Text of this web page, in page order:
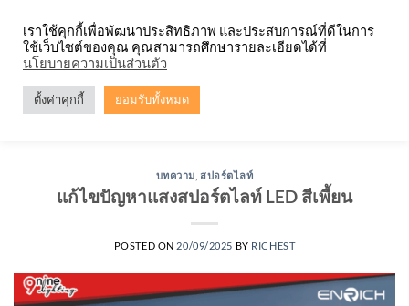
content
บทความ สปอร์ตไลท์
แก้ไขปัญหาแสงสปอร์ตไลท์ LED สีเพี้ยน
POSTED ON 20/09/2025 BY RICHEST
เราใช้คุกกี้เพื่อพัฒนาประสิทธิภาพ และประสบการณ์ที่ดีในการ
ใช้เว็บไซต์ของคุณ คุณสามารถศึกษารายละเอียดได้ที่
นโยบายความเป็นส่วนตัว
ตั้งค่าคุกกี้ ยอมรับทั้งหมด